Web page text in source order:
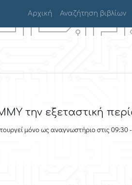
Αρχική Αναζήτηση βιβλίων
την εξεταστική
μόνο ως αναγνωστήριο στις 09:30